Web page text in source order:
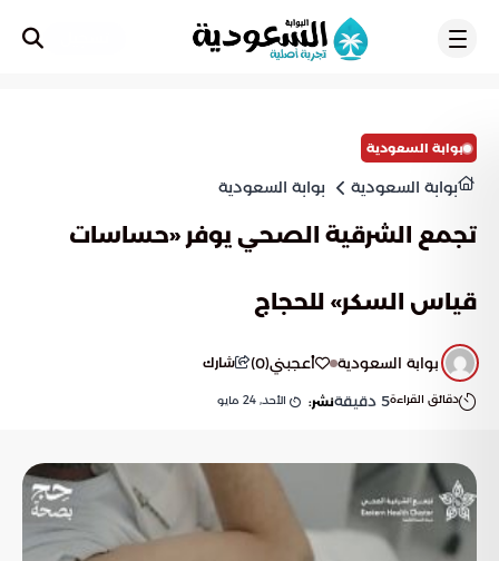
بوابة السعودية
بوابة السعودية بوابة السعودية
تجمع الشرقية الصحي يوفر «حساسات
قياس السكر» للحجاج
بوابة السعودية أعجبني(
0
) شارك
دقائق القراءة5 دقيقةنشر: الأحد, 24 مايو